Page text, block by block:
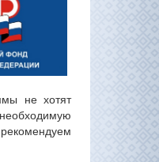
не хотят